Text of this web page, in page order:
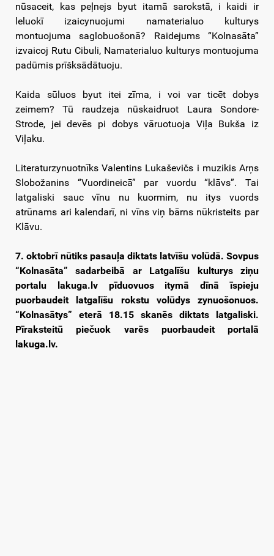
nūsaceit, kas peļnejs byut itamā sarokstā, i kaidi ir
leluokī izaicynuojumi namaterialuo kulturys
montuojuma saglobuošonā? Raidejums “Kolnasāta”
izvaicoj Rutu Cibuli, Namaterialuo kulturys montuojuma
padūmis prīšksādātuoju.
Kaida sūluos byut itei zīma, i voi var ticēt dobys
zeimem? Tū raudzeja nūskaidruot Laura Sondore-
Strode, jei devēs pi dobys vāruotuoja Viļa Bukša iz
Viļaku.
Literaturzynuotnīks Valentins Lukaševičs i muzikis Arņs
Slobožanins “Vuordineicā” par vuordu “klāvs”. Tai
latgaliski sauc vīnu nu kuormim, nu itys vuords
atrūnams ari kalendarī, ni vīns viņ bārns nūkristeits par
Klāvu.
7. oktobrī nūtiks pasauļa diktats latvīšu volūdā. Sovpus
“Kolnasāta” sadarbeibā ar Latgalīšu kulturys ziņu
portalu lakuga.lv pīduovuos itymā dīnā īspieju
puorbaudeit latgalīšu rokstu volūdys zynuošonuos.
“Kolnasātys” eterā 18.15 skanēs diktats latgaliski.
Pīraksteitū piečuok varēs puorbaudeit portalā
lakuga.lv.